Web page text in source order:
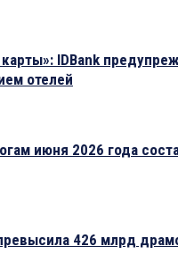
IDBank
отелей
июня 2026 года
426 млрд